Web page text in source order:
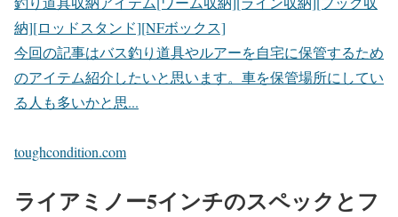
納][ロッドスタンド][NFボックス]
今回の記事はバス釣り道具やルアーを自宅に保管するため
のアイテム紹介したいと思います。車を保管場所にしてい
る人も多いかと思...
toughcondition.com
ライアミノー5インチのスペックとフ